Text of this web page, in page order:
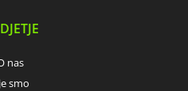
nas
smo